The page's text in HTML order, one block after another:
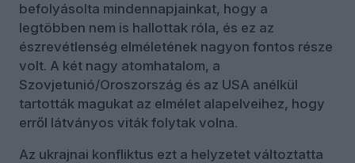
befolyásolta mindennapjainkat, hogy a
legtöbben nem is hallottak róla, és ez az
észrevétlenség elméletének nagyon fontos része
volt. A két nagy atomhatalom, a
Szovjetunió/Oroszország és az USA anélkül
tartották magukat az elmélet alapelveihez, hogy
erről látványos viták folytak volna.
Az ukrajnai konfliktus ezt a helyzetet változtatta